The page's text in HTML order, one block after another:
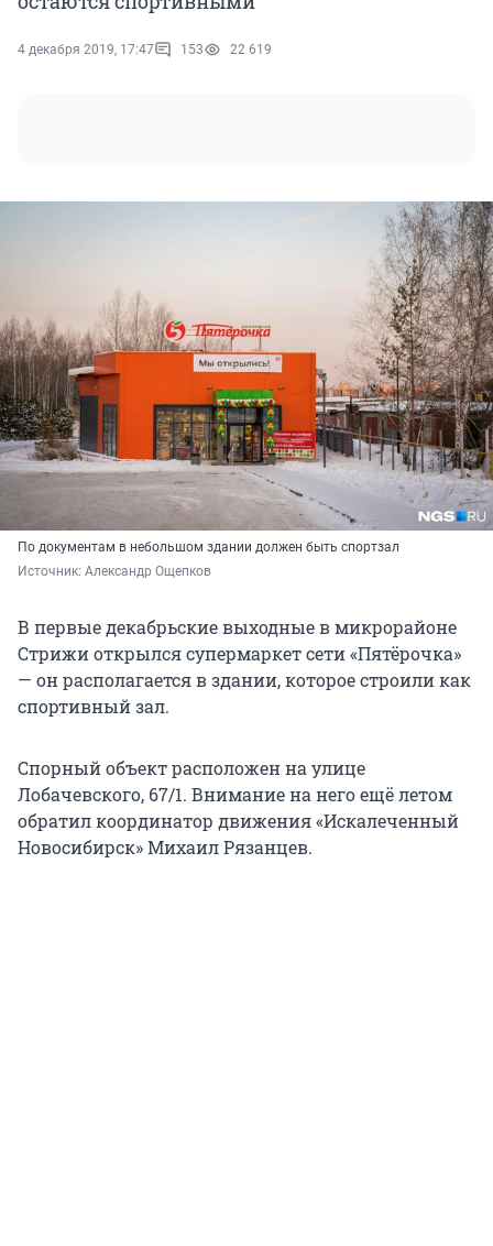
4 декабря 2019, 17:47 153 22 619
По документам в небольшом здании должен быть спортзал
Источник: Александр Ощепков
В первые декабрьские выходные в микрорайоне
Стрижи открылся супермаркет сети «Пятёрочка»
— он располагается в здании, которое строили как
спортивный зал.
Спорный объект расположен на улице
Лобачевского, 67/1. Внимание на него ещё летом
обратил координатор движения «Искалеченный
Новосибирск» Михаил Рязанцев.